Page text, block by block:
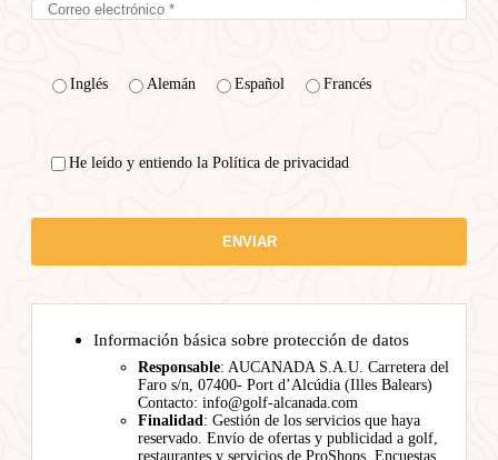
Inglés Alemán Español Francés
He leído y entiendo la Política de privacidad
Información básica sobre protección de datos
Responsable: AUCANADA S.A.U. Carretera del
Faro s/n, 07400- Port d’Alcúdia (Illes Balears)
Contacto: info@golf-alcanada.com
Finalidad: Gestión de los servicios que haya
reservado. Envío de ofertas y publicidad a golf,
restaurantes y servicios de ProShops. Encuestas